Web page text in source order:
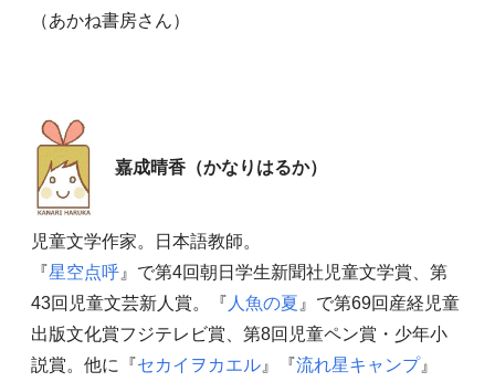
（あかね書房さん）
嘉成晴香（かなりはるか）
児童文学作家。日本語教師。
『星空点呼』で第4回朝日学生新聞社児童文学賞、第
43回児童文芸新人賞。『 人魚の夏 』で第69回産経児童
出版文化賞フジテレビ賞、第8回児童ペン賞・少年小
説賞。他に『セカイヲカエル』『流れ星キャンプ』